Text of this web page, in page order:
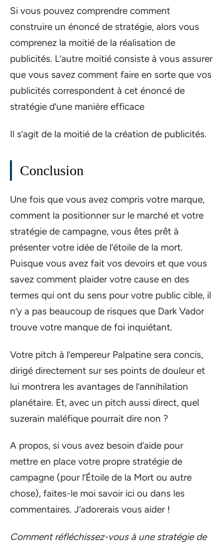
Si vous pouvez comprendre comment
construire un énoncé de stratégie, alors vous
comprenez la moitié de la réalisation de
publicités. L’autre moitié consiste à vous assurer
que vous savez comment faire en sorte que vos
publicités correspondent à cet énoncé de
stratégie d’une manière efficace
Il s’agit de la moitié de la création de publicités.
Conclusion
Une fois que vous avez compris votre marque,
comment la positionner sur le marché et votre
stratégie de campagne, vous êtes prêt à
présenter votre idée de l’étoile de la mort.
Puisque vous avez fait vos devoirs et que vous
savez comment plaider votre cause en des
termes qui ont du sens pour votre public cible, il
n’y a pas beaucoup de risques que Dark Vador
trouve votre manque de foi inquiétant.
Votre pitch à l’empereur Palpatine sera concis,
dirigé directement sur ses points de douleur et
lui montrera les avantages de l’annihilation
planétaire. Et, avec un pitch aussi direct, quel
suzerain maléfique pourrait dire non ?
A propos, si vous avez besoin d’aide pour
mettre en place votre propre stratégie de
campagne (pour l’Étoile de la Mort ou autre
chose), faites-le moi savoir ici ou dans les
commentaires. J’adorerais vous aider !
Comment réfléchissez-vous à une stratégie de